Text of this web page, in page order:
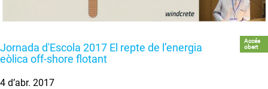
Jornada d'Escola 2017 El repte de l’energia
eòlica off-shore flotant
Accés
obert
4 d’abr. 2017